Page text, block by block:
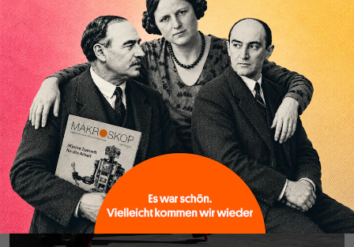
Die „America First“-Strategie von Donald Trump und seine
Vorliebe für bilaterale Handelsabkommen torpedierte die
elfte Ministerkonferenz der Welthandelsorganisation in
Buenos Aires. Über eine Strategie, die nicht neu ist.